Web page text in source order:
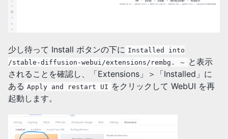
少し待って Install ボタンの下に Installed into
/stable-diffusion-webui/extensions/rembg. ～
と表示
されることを確認し、「Extensions」＞「Installed」に
ある Apply and restart UI をクリックして WebUI を再
起動します。